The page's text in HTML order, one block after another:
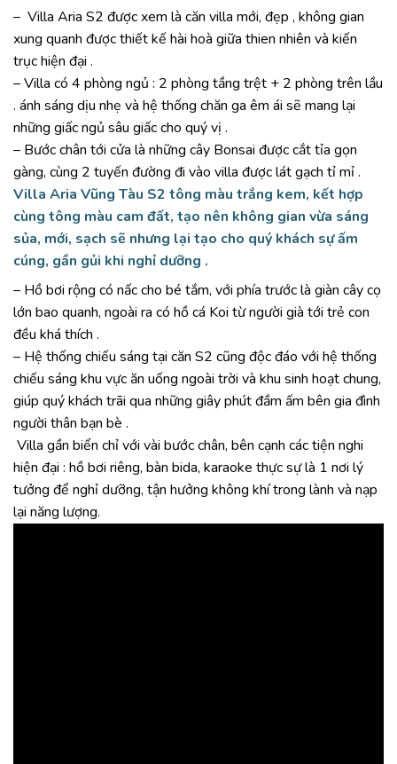
– Villa Aria S2 được xem là căn villa mới, đẹp , không gian
xung quanh được thiết kế hài hoà giữa thien nhiên và kiến
trục hiện đại .
– Villa có 4 phòng ngủ : 2 phòng tầng trệt + 2 phòng trên lầu
. ánh sáng dịu nhẹ và hệ thống chăn ga êm ái sẽ mang lại
những giấc ngủ sâu giấc cho quý vị .
– Bước chân tới cửa là những cây Bonsai được cắt tỉa gọn
gàng, cùng 2 tuyến đường đi vào villa được lát gạch tỉ mỉ .
Villa Aria Vũng Tàu S2 tông màu trắng kem, kết hợp
cùng tông màu cam đất, tạo nên không gian vừa sáng
sủa, mới, sạch sẽ nhưng lại tạo cho quý khách sự ấm
cúng, gần gủi khi nghỉ dưỡng .
– Hồ bơi rộng có nấc cho bé tắm, với phía trước là giàn cây cọ
lớn bao quanh, ngoài ra có hồ cá Koi từ người già tới trẻ con
đều khá thích .
– Hệ thống chiếu sáng tại căn S2 cũng độc đáo với hệ thống
chiếu sáng khu vực ăn uống ngoài trời và khu sinh hoạt chung,
giúp quý khách trãi qua những giây phút đầm ấm bên gia đình
người thân bạn bè .
Villa gần biển chỉ với vài bước chân, bên cạnh các tiện nghi
hiện đại : hồ bơi riêng, bàn bida, karaoke thực sự là 1 nơi lý
tưởng để nghỉ dưỡng, tận hưởng không khí trong lành và nạp
lại năng lượng.